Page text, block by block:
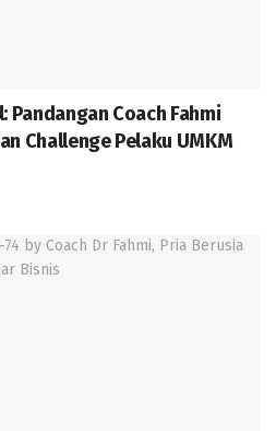
Coach Fahmi
Challenge Pelaku UMKM